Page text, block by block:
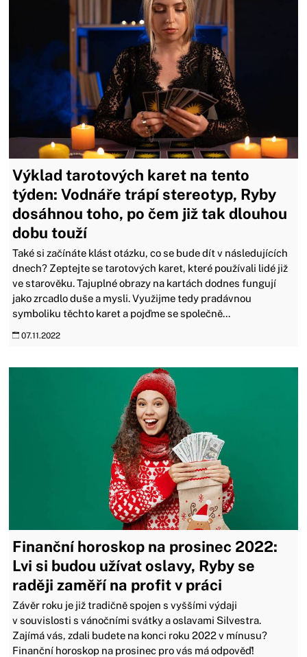
Výklad tarotových karet na tento
týden: Vodnáře trápí stereotyp, Ryby
dosáhnou toho, po čem již tak dlouhou
dobu touží
Také si začínáte klást otázku, co se bude dít v následujících
dnech? Zeptejte se tarotových karet, které používali lidé již
ve starověku. Tajuplné obrazy na kartách dodnes fungují
jako zrcadlo duše a mysli. Využijme tedy pradávnou
symboliku těchto karet a pojďme se společně...
07.11.2022
Finanční horoskop na prosinec 2022:
Lvi si budou užívat oslavy, Ryby se
raději zaměří na profit v práci
Závěr roku je již tradičně spojen s vyššími výdaji
v souvislosti s vánočními svátky a oslavami Silvestra.
Zajímá vás, zdali budete na konci roku 2022 v mínusu?
Finanční horoskop na prosinec pro vás má odpověď!